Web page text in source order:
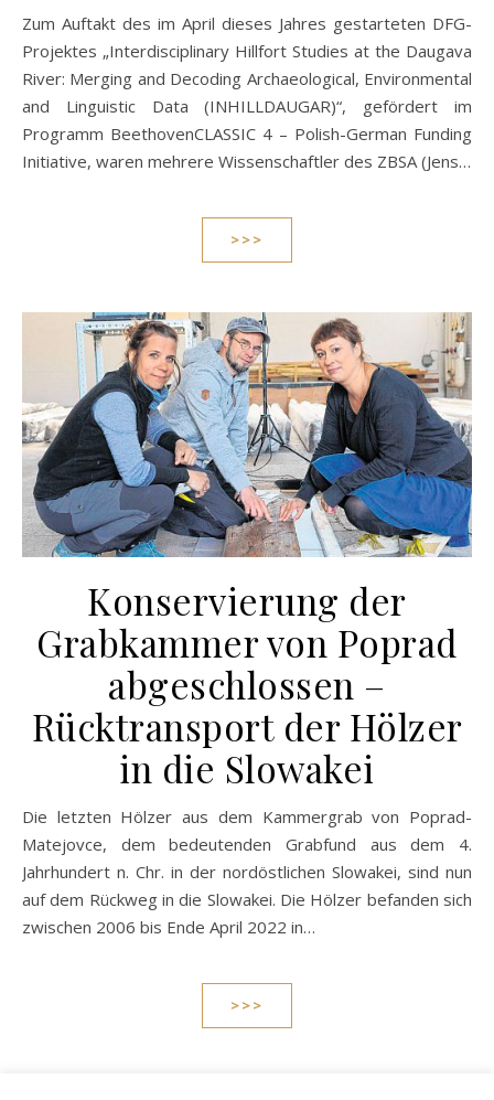
Zum Auftakt des im April dieses Jahres gestarteten DFG-
Projektes „Interdisciplinary Hillfort Studies at the Daugava
River: Merging and Decoding Archaeological, Environmental
and Linguistic Data (INHILLDAUGAR)“, gefördert im
Programm BeethovenCLASSIC 4 – Polish-German Funding
Initiative, waren mehrere Wissenschaftler des ZBSA (Jens…
>>>
Konservierung der
Grabkammer von Poprad
abgeschlossen –
Rücktransport der Hölzer
in die Slowakei
Die letzten Hölzer aus dem Kammergrab von Poprad-
Matejovce, dem bedeutenden Grabfund aus dem 4.
Jahrhundert n. Chr. in der nordöstlichen Slowakei, sind nun
auf dem Rückweg in die Slowakei. Die Hölzer befanden sich
zwischen 2006 bis Ende April 2022 in…
>>>